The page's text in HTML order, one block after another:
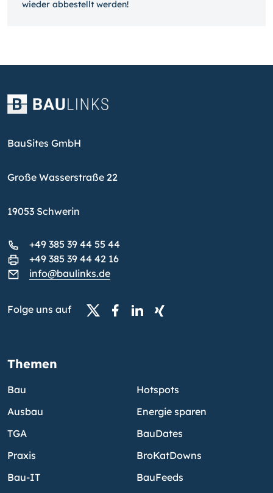
wieder ab­bestellt werden!
BauSites GmbH
Große Wasserstraße 22
19053 Schwerin
+49 385 39 44 55 44
+49 385 39 44 42 16
info@baulinks.de
Folge uns auf
Themen
Bau
Ausbau
TGA
Praxis
Bau-IT
Hotspots
Energie sparen
BauDates
BroKatDowns
BauFeeds